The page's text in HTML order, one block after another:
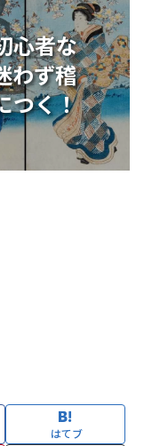
心者な
わず稽
つく！
はてブ